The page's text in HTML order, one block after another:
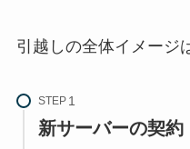
引越しの全体イメージ
STEP
新サーバーの契約